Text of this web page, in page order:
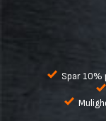
Spar 10%